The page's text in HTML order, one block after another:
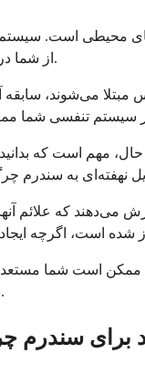
محیطی است.
از شما در برابر مواد مضر، به رگ‌های خونی خودتان حمله می‌کند.
مبتلا می‌شوند،
مهم است که
می‌دهند که علائم
است شما مستعد
سایر عوامل، خطر ابتلا به این بیماری را افزایش می‌دهد.
برای